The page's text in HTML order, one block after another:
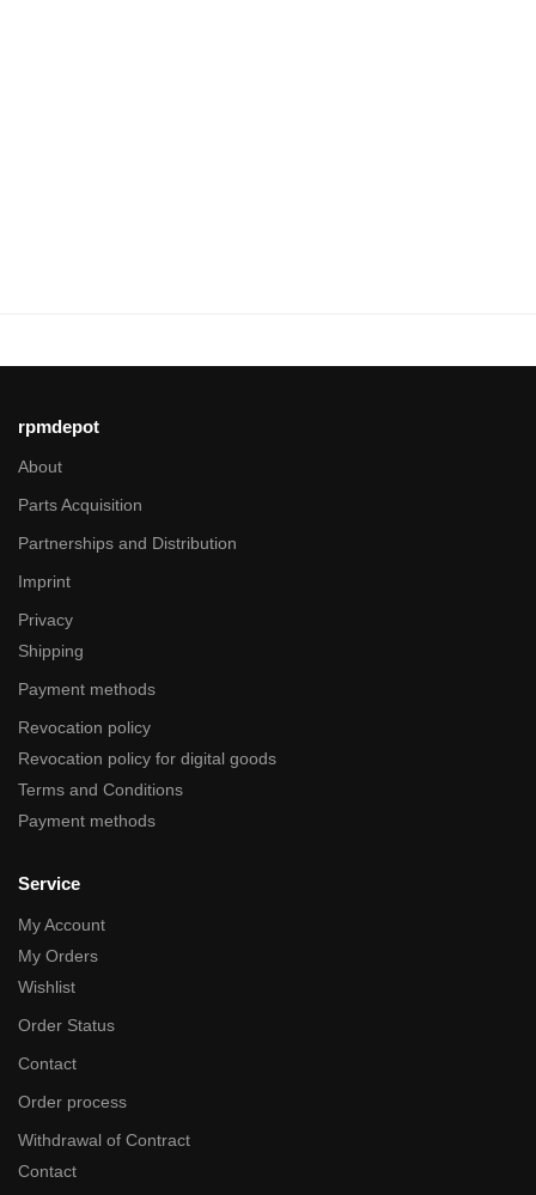
rpmdepot
About
Parts Acquisition
Partnerships and Distribution
Imprint
Privacy
Shipping
Payment methods
Revocation policy
Revocation policy for digital goods
Terms and Conditions
Payment methods
Service
My Account
My Orders
Wishlist
Order Status
Contact
Order process
Withdrawal of Contract
Contact